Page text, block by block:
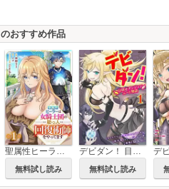
のおすすめ作品
聖属性ヒーラーは女騎士団の助っ人回復術師をやってます【分冊版】
無料試し読み
デビダン！ 目指せダンジョンニート物語 コミック版 （分冊版）
無料試し読み